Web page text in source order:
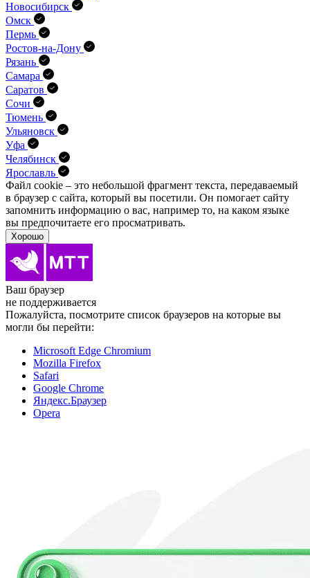
Новосибирск
Омск
Пермь
Ростов-на-Дону
Рязань
Самара
Саратов
Сочи
Тюмень
Ульяновск
Уфа
Челябинск
Ярославль
Файл cookie – это небольшой фрагмент текста, передава­емый
в браузер с сайта, который вы посетили. Он помо­гает сайту
запомнить информацию о вас, например то, на каком языке
вы предпочитаете его просматривать.
Хорошо
Ваш браузер
не поддерживается
Пожалуйста, посмотрите список браузеров на которые вы
могли бы перейти:
Microsoft Edge Chromium
Mozilla Firefox
Safari
Google Chrome
Яндекс.Браузер
Opera